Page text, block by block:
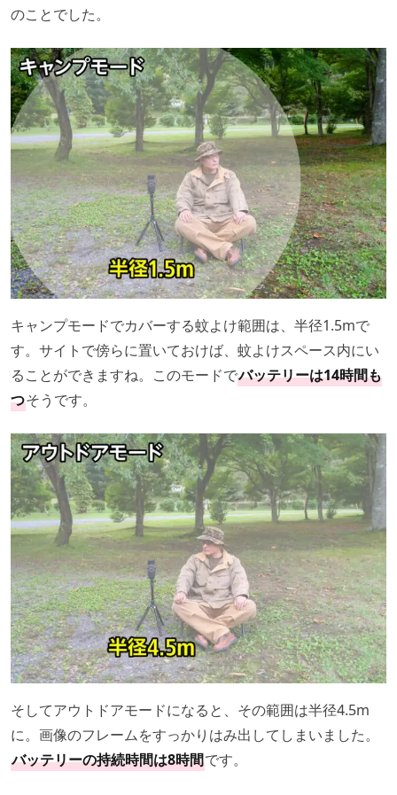
のことでした。
キャンプモードでカバーする蚊よけ範囲は、半径1.5mで
す。サイトで傍らに置いておけば、蚊よけスペース内にい
ることができますね。このモードでバッテリーは14時間も
つそうです。
そしてアウトドアモードになると、その範囲は半径4.5m
に。画像のフレームをすっかりはみ出してしまいました。
バッテリーの持続時間は8時間です。